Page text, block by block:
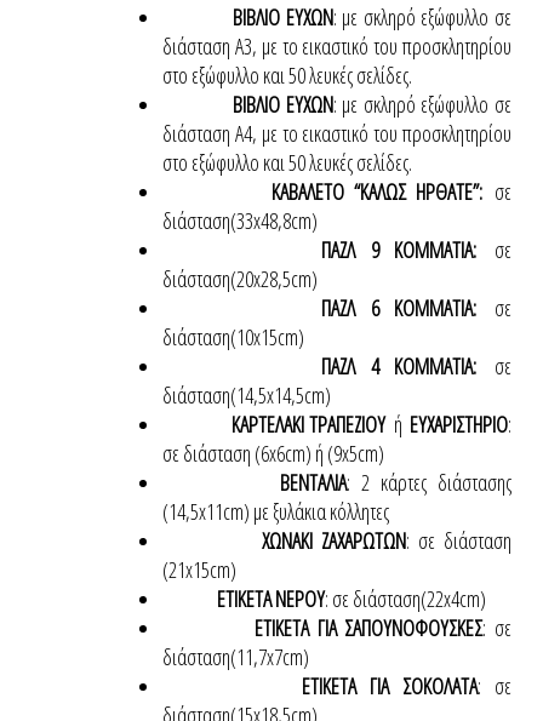
ΒΙΒΛΙΟ ΕΥΧΩΝ: με σκληρό εξώφυλλο σε
διάσταση Α3, με το εικαστικό του προσκλητηρίου
στο εξώφυλλο και 50 λευκές σελίδες.
ΒΙΒΛΙΟ ΕΥΧΩΝ: με σκληρό εξώφυλλο σε
διάσταση Α4, με το εικαστικό του προσκλητηρίου
στο εξώφυλλο και 50 λευκές σελίδες.
ΚΑΒΑΛΕΤΟ “ΚΑΛΩΣ ΗΡΘΑΤΕ”: σε
διάσταση(33x48,8cm)
ΠΑΖΛ 9 ΚΟΜΜΑΤΙΑ: σε
διάσταση(20x28,5cm)
ΠΑΖΛ 6 ΚΟΜΜΑΤΙΑ: σε
διάσταση(10x15cm)
ΠΑΖΛ 4 ΚΟΜΜΑΤΙΑ: σε
διάσταση(14,5x14,5cm)
ΚΑΡΤΕΛΑΚΙ ΤΡΑΠΕΖΙΟΥ ή ΕΥΧΑΡΙΣΤΗΡΙΟ:
σε διάσταση (6x6cm) ή (9x5cm)
ΒΕΝΤΑΛΙΑ: 2 κάρτες διάστασης
(14,5x11cm) με ξυλάκια κόλλητες
ΧΩΝΑΚΙ ΖΑΧΑΡΩΤΩΝ: σε διάσταση
(21x15cm)
ΕΤΙΚΕΤΑ ΝΕΡΟΥ: σε διάσταση(22x4cm)
ΕΤΙΚΕΤΑ ΓΙΑ ΣΑΠΟΥΝΟΦΟΥΣΚΕΣ: σε
διάσταση(11,7x7cm)
ΕΤΙΚΕΤΑ ΓΙΑ ΣΟΚΟΛΑΤΑ: σε
διάσταση(15x18,5cm)